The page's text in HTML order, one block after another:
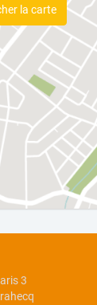
la carte
3